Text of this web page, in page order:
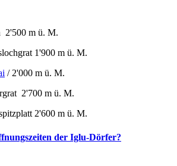
2'500 m ü. M.
1'900 m ü. M.
/ 2'000 m ü. M.
2'700 m ü. M.
2'600 m ü. M.
der Iglu-Dörfer?